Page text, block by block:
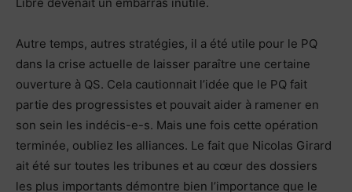
Autre temps, autres stratégies, il a été utile pour le PQ
dans la crise actuelle de laisser paraître une certaine
ouverture à QS. Cela cautionnait l’idée que le PQ fait
partie des progressistes et pouvait aider à ramener en
son sein les indécis-e-s. Mais une fois cette opération
terminée, oubliez les alliances. Le fait que Nicolas Girard
ait été sur toutes les tribunes et au cœur des dossiers
les plus importants démontre bien l’importance que le